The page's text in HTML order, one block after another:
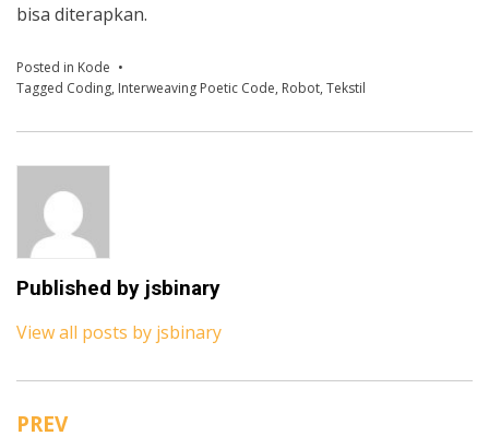
bisa diterapkan.
Posted in Kode
Tagged Coding, Interweaving Poetic Code, Robot, Tekstil
Published by jsbinary
View all posts by jsbinary
PREV